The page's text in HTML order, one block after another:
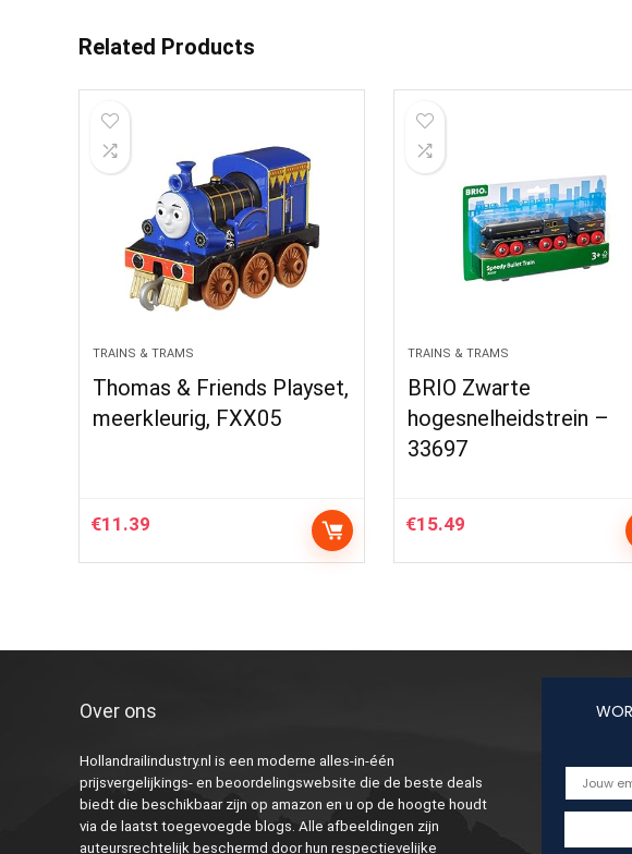
Related Products
TRAINS & TRAMS
Thomas & Friends Playset,
meerkleurig, FXX05
€11.39
TRAINS & TRAMS
BRIO Zwarte
hogesnelheidstrein –
33697
€15.49
Over ons
Hollandrailindustry.nl is een moderne alles-in-één
prijsvergelijkings- en beoordelingswebsite die de beste deals
biedt die beschikbaar zijn op amazon en u op de hoogte houdt
via de laatst toegevoegde blogs. Alle afbeeldingen zijn
auteursrechtelijk beschermd door hun respectievelijke